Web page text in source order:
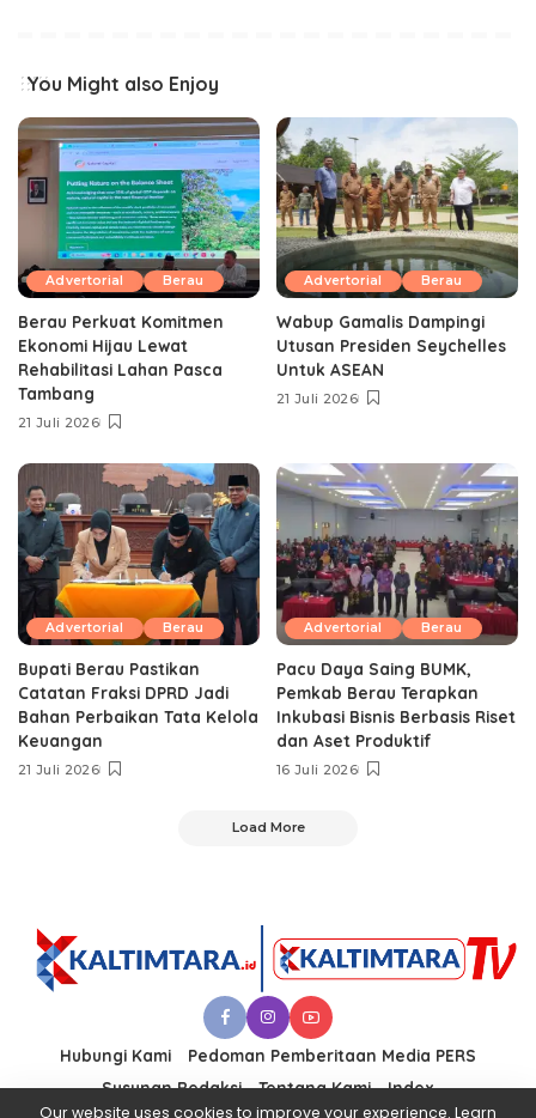
You Might also Enjoy
Advertorial Berau
Berau Perkuat Komitmen
Ekonomi Hijau Lewat
Rehabilitasi Lahan Pasca
Tambang
21 Juli 2026
Advertorial Berau
Wabup Gamalis Dampingi
Utusan Presiden Seychelles
Untuk ASEAN
21 Juli 2026
Advertorial Berau
Bupati Berau Pastikan
Catatan Fraksi DPRD Jadi
Bahan Perbaikan Tata Kelola
Keuangan
21 Juli 2026
Advertorial Berau
Pacu Daya Saing BUMK,
Pemkab Berau Terapkan
Inkubasi Bisnis Berbasis Riset
dan Aset Produktif ‎
16 Juli 2026
Load More
Hubungi Kami
Pedoman Pemberitaan Media PERS
Susunan Redaksi
Tentang Kami
Index
Our website uses cookies to improve your experience. Learn